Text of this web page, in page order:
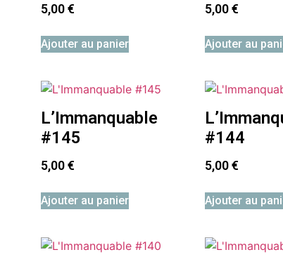
5,00€
Ajouter au panier
5,00€
Ajouter au
L’Immanquable
#145
5,00€
Ajouter au panier
#144
5,00€
Ajouter au